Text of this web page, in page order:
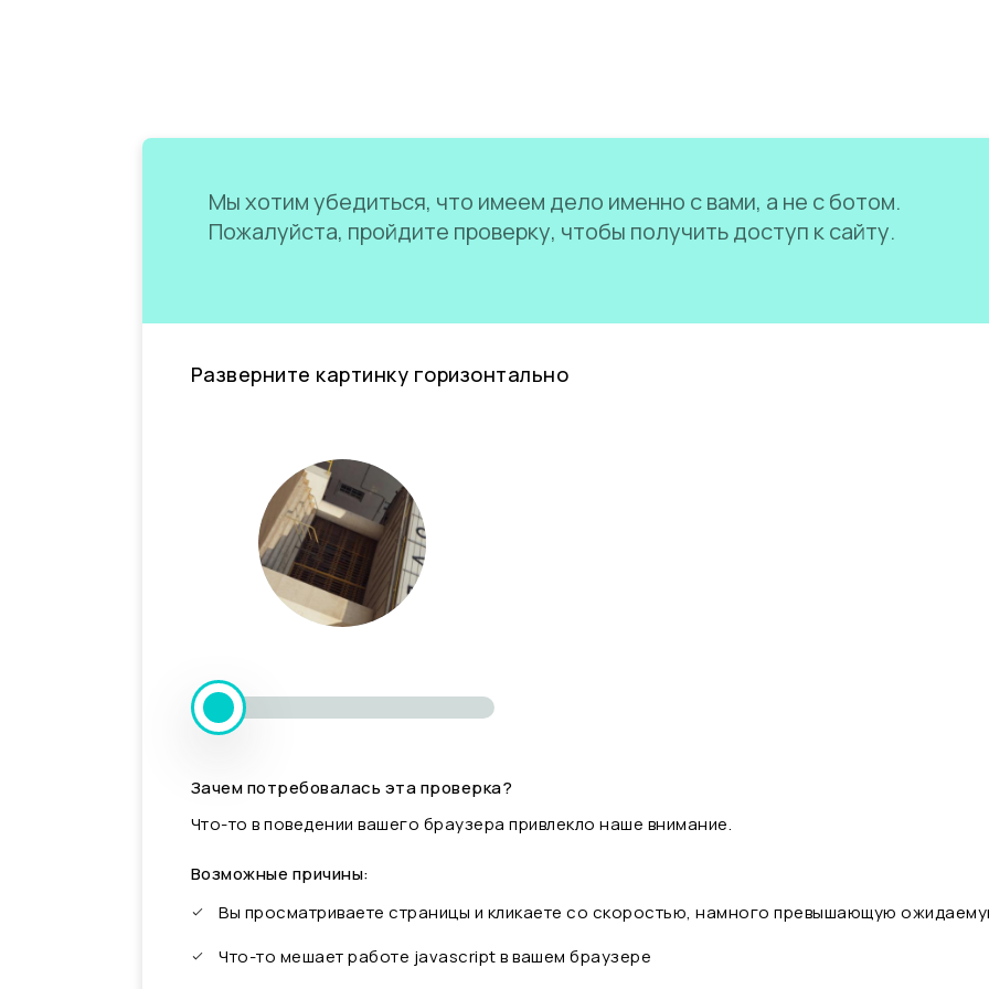
Мы хотим убедиться, что имеем дело именно с вами, а не с ботом.
Пожалуйста, пройдите проверку, чтобы получить доступ к сайту.
Разверните картинку горизонтально
Зачем потребовалась эта проверка?
Что-то в поведении вашего браузера привлекло наше внимание.
Возможные причины:
Вы просматриваете страницы и кликаете со скоростью, намного превышающую
Что-то мешает работе javascript в вашем браузере